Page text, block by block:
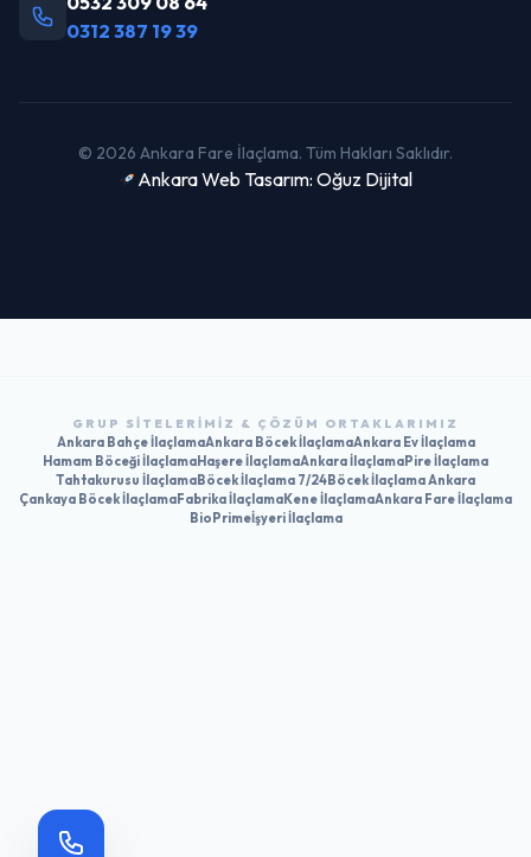
0312 387 19 39
© 2026 Ankara Fare İlaçlama. Tüm Hakları Saklıdır.
Ankara Web Tasarım: Oğuz Dijital
GRUP SITELERIMIZ & ÇÖZÜM ORTAKLARIMIZ
Ankara Bahçe İlaçlamaAnkara Böcek İlaçlamaAnkara Ev İlaçlama
Hamam Böceği İlaçlamaHaşere İlaçlamaAnkara İlaçlamaPire İlaçlama
Tahtakurusu İlaçlamaBöcek İlaçlama 7/24Böcek İlaçlama Ankara
Çankaya Böcek İlaçlamaFabrika İlaçlamaKene İlaçlamaAnkara Fare İlaçlama
BioPrimeİşyeri İlaçlama